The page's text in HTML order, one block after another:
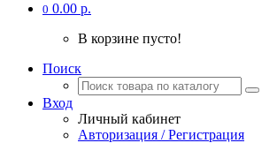
0 0.00 р.
В корзине пусто!
Поиск
Вход
Личный кабинет
Авторизация / Регистрация